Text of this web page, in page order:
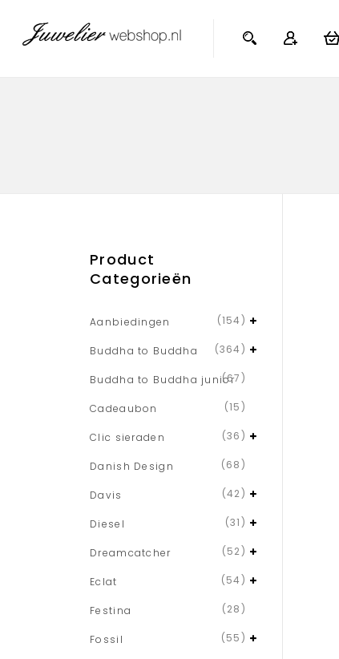
Product
Categorieën
Aanbiedingen (154)
Buddha to Buddha (364)
Buddha to Buddha junior(67)
Cadeaubon (15)
Clic sieraden (36)
Danish Design (68)
Davis (42)
Diesel (31)
Dreamcatcher (52)
Eclat (54)
Festina (28)
Fossil (55)